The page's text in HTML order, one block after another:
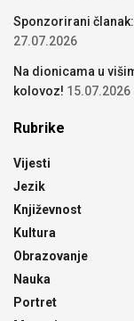
Sponzorirani
27.07.2026
Na dionicama u
kolovoz! 15.07.2026
Rubrike
Vijesti
Jezik
Književnost
Kultura
Obrazovanje
Nauka
Portret